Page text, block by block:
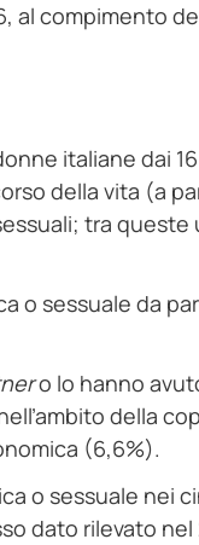
al compimento
italiane dai
della vita (a
tra
o sessuale da
o lo hanno
della
(6,6%).
o sessuale nei
dato rilevato nel